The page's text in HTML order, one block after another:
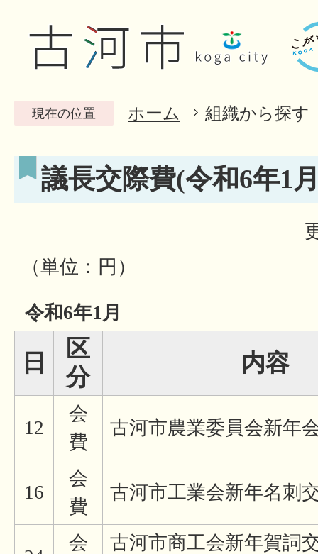
現在の位置 ホーム 組織から探す
議長交際費(令和6年1
（単位：円）
令和6年1月
日
区
分
内容
12
会
費
古河市農業委員会新年
16
会
費
古河市工業会新年名刺
会
古河市商工会新年賀詞